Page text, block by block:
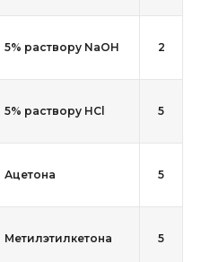
5% раствору NaOH 2
5% раствору HCl 5
Ацетона 5
Метилэтилкетона 5